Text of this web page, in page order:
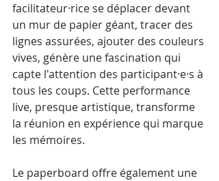
facilitateur·rice se déplacer devant
un mur de papier géant, tracer des
lignes assurées, ajouter des couleurs
vives, génère une fascination qui
capte l'attention des participant·e·s à
tous les coups. Cette performance
live, presque artistique, transforme
la réunion en expérience qui marque
les mémoires.
Le paperboard offre également une